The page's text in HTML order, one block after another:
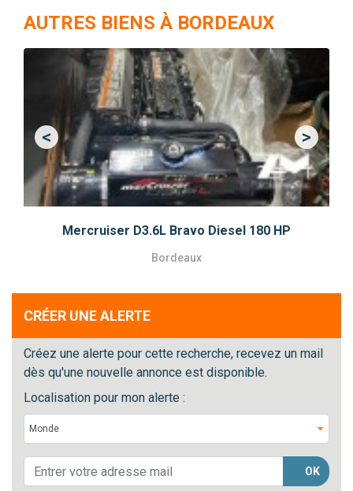
AUTRES BIENS À BORDEAUX
Mercruiser D3.6L Bravo Diesel 180 HP
Bordeaux
<Previous >Next
CRÉER UNE ALERTE
Créez une alerte pour cette recherche, recevez un mail
dès qu'une nouvelle annonce est disponible.
Localisation pour mon alerte :
OK